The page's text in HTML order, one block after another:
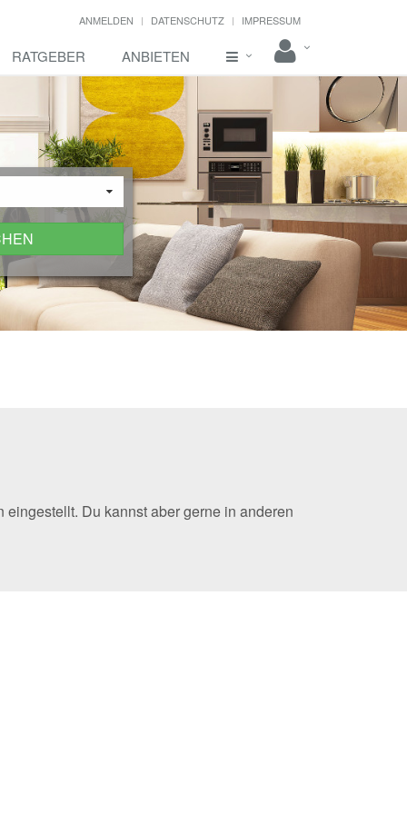
ANMELDEN DATENSCHUTZ IMPRESSUM
RATGEBER ANBIETEN
Du kannst aber gerne in anderen